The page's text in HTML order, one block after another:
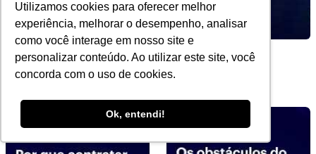
Utilizamos cookies para oferecer melhor
experiência, melhorar o desempenho, analisar
como você interage em nosso site e
personalizar conteúdo. Ao utilizar este site, você
concorda com o uso de cookies.
Ok, entendi!
Sucessão e estabilidade
financeira
Futuro do Seguro e